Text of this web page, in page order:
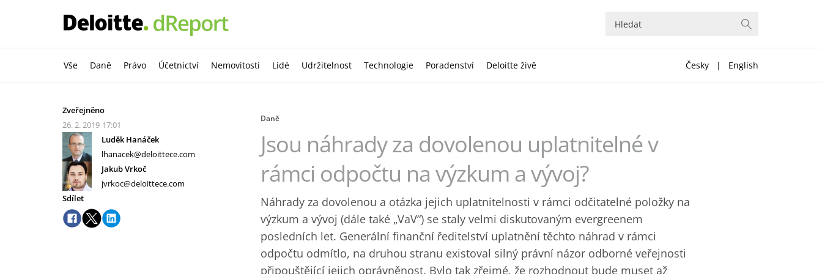
Vše Daně Právo Účetnictví Nemovitosti Lidé Udržitelnost Technologie Poradenství Deloitte živě Česky | English
Zveřejněno
26. 2. 2019 17:01
Luděk Hanáček
lhanacek@deloittece.com
Jakub Vrkoč
jvrkoc@deloittece.com
Sdílet
Daně
Jsou náhrady za dovolenou uplatnitelné v
rámci odpočtu na výzkum a vývoj?
Náhrady za dovolenou a otázka jejich uplatnitelnosti v rámci odčitatelné položky na
výzkum a vývoj (dále také „VaV“) se staly velmi diskutovaným evergreenem
posledních let. Generální finanční ředitelství uplatnění těchto náhrad v rámci
odpočtu odmítlo, na druhou stranu existoval silný právní názor odborné veřejnosti
připouštějící jejich oprávněnost. Bylo tak zřejmé, že rozhodnout bude muset až